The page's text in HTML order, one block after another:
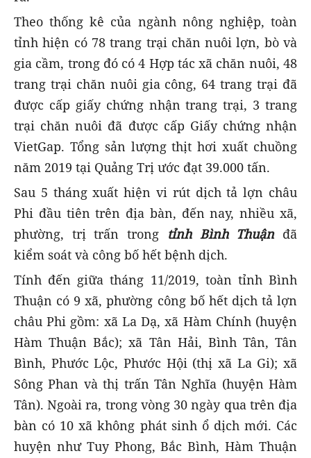
Theo thống kê của ngành nông nghiệp, toàn
tỉnh hiện có 78 trang trại chăn nuôi lợn, bò và
gia cầm, trong đó có 4 Hợp tác xã chăn nuôi, 48
trang trại chăn nuôi gia công, 64 trang trại đã
được cấp giấy chứng nhận trang trại, 3 trang
trại chăn nuôi đã được cấp Giấy chứng nhận
VietGap. Tổng sản lượng thịt hơi xuất chuồng
năm 2019 tại Quảng Trị ước đạt 39.000 tấn.
Sau 5 tháng xuất hiện vi rút dịch tả lợn châu
Phi đầu tiên trên địa bàn, đến nay, nhiều xã,
phường, trị trấn trong tỉnh Bình Thuậnđã
kiểm soát và công bố hết bệnh dịch.
Tính đến giữa tháng 11/2019, toàn tỉnh Bình
Thuận có 9 xã, phường công bố hết dịch tả lợn
châu Phi gồm: xã La Dạ, xã Hàm Chính (huyện
Hàm Thuận Bắc); xã Tân Hải, Bình Tân, Tân
Bình, Phước Lộc, Phước Hội (thị xã La Gi); xã
Sông Phan và thị trấn Tân Nghĩa (huyện Hàm
Tân). Ngoài ra, trong vòng 30 ngày qua trên địa
bàn có 10 xã không phát sinh ổ dịch mới. Các
huyện như Tuy Phong, Bắc Bình, Hàm Thuận